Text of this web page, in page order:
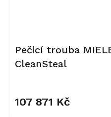
Pečicí trouba
CleanSteal
107 871 Kč